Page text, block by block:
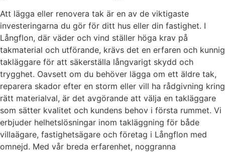
Att lägga eller renovera tak är en av de viktigaste
investeringarna du gör för ditt hus eller din fastighet. I
Långflon, där väder och vind ställer höga krav på
takmaterial och utförande, krävs det en erfaren och kunnig
takläggare för att säkerställa långvarigt skydd och
trygghet. Oavsett om du behöver lägga om ett äldre tak,
reparera skador efter en storm eller vill ha rådgivning kring
rätt materialval, är det avgörande att välja en takläggare
som sätter kvalitet och kundens behov i första rummet. Vi
erbjuder helhetslösningar inom takläggning för både
villaägare, fastighetsägare och företag i Långflon med
omnejd. Med vår breda erfarenhet, noggranna